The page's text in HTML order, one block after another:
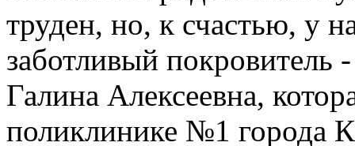
труден, но, к счастью, у
заботливый покровитель
Галина Алексеевна,
поликлинике №1 города